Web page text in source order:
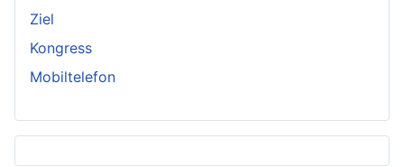
Ziel
Kongress
Mobiltelefon